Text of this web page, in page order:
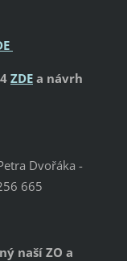
ZDEa návrh
Dvořáka -
665
naší ZO a